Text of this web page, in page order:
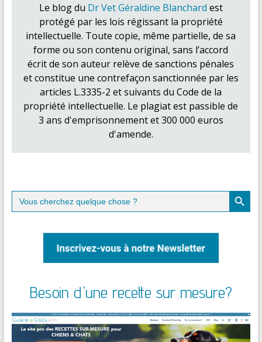
Le blog du Dr Vet Géraldine Blanchard est
protégé par les lois régissant la propriété
intellectuelle. Toute copie, même partielle, de sa
forme ou son contenu original, sans l’accord
écrit de son auteur relève de sanctions pénales
et constitue une contrefaçon sanctionnée par les
articles L.3335-2 et suivants du Code de la
propriété intellectuelle. Le plagiat est passible de
3 ans d'emprisonnement et 300 000 euros
d'amende.
Search
for:
Search Button
Besoin d'une recette sur mesure?